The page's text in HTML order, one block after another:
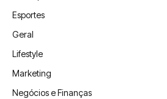
Esportes
Geral
Lifestyle
Marketing
Negócios e Finanças